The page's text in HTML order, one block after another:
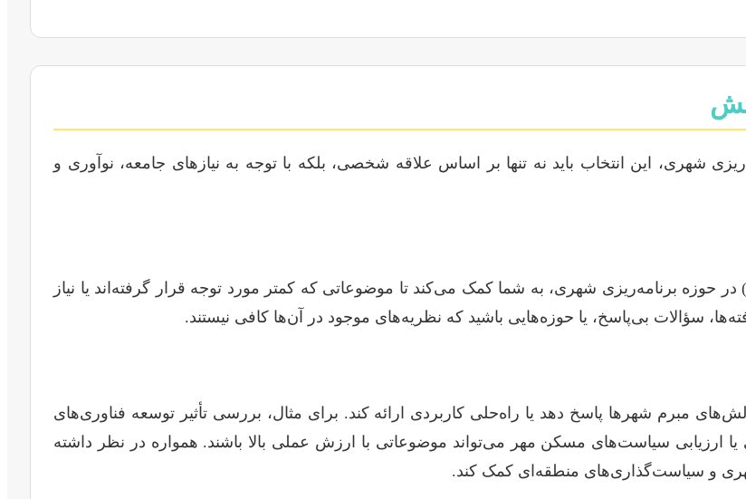
شهری، این انتخاب باید نه تنها بر اساس علاقه شخصی، بلکه با توجه به نیازهای جامعه، نوآوری و
حوزه برنامه‌ریزی شهری، به شما کمک می‌کند تا موضوعاتی که کمتر مورد توجه قرار گرفته‌اند یا نیاز
سؤالات بی‌پاسخ، یا حوزه‌هایی باشید که نظریه‌های موجود در آن‌ها کافی نیستند.
مبرم شهرها پاسخ دهد یا راه‌حلی کاربردی ارائه کند. برای مثال، بررسی تأثیر توسعه فناوری‌های
ارزیابی سیاست‌های مسکن مهر می‌تواند موضوعاتی با ارزش عملی بالا باشند. همواره در نظر داشته
و سیاست‌گذاری‌های منطقه‌ای کمک کند.